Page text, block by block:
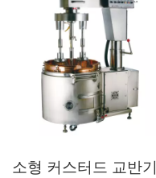
소형 커스터드 교반기